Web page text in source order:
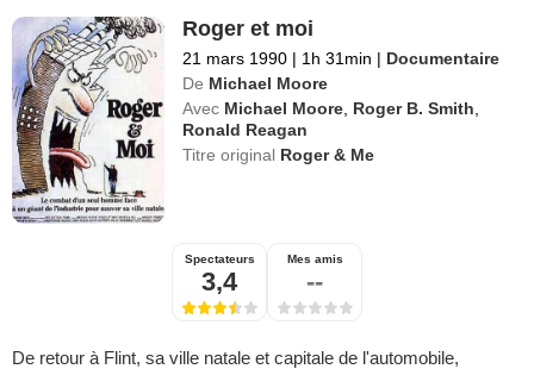
Roger et moi
21 mars 1990 | 1h 31min | Documentaire
De Michael Moore
Avec Michael Moore Roger B. Smith
Ronald Reagan
Titre original Roger & Me
Spectateurs
3,4
Mes amis
--
De retour à Flint, sa ville natale et capitale de l'automobile,